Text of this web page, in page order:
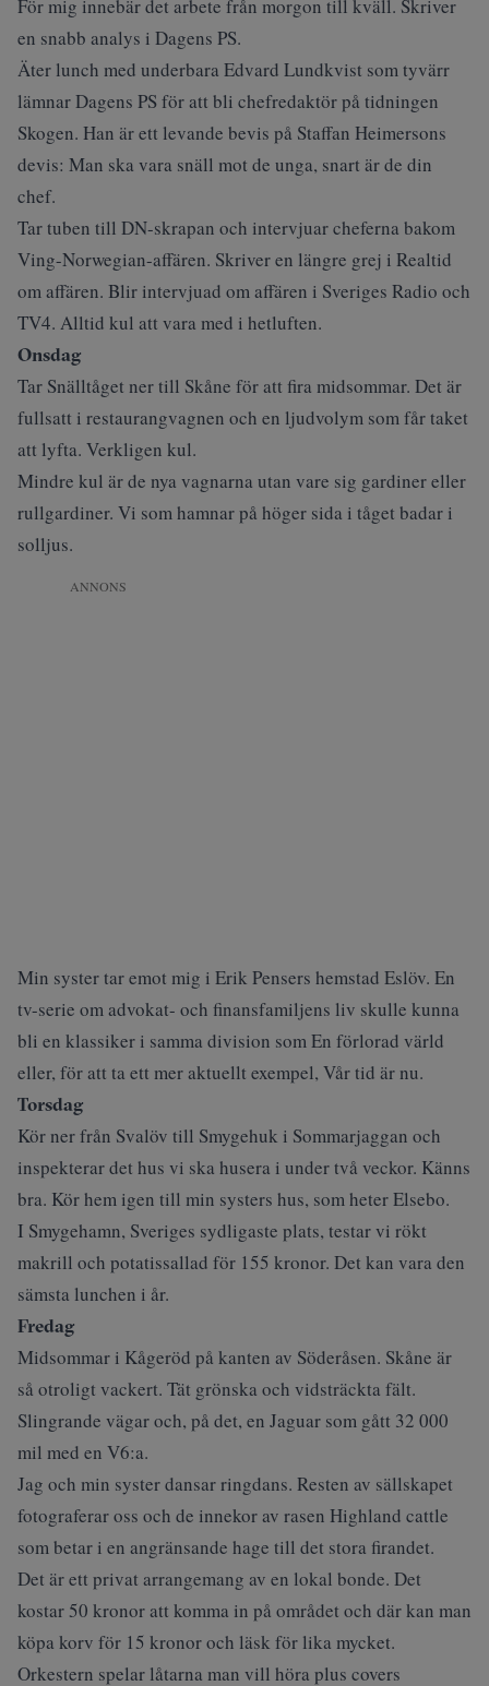
För mig innebär det arbete från morgon till kväll. Skriver
en snabb analys i Dagens PS.
Äter lunch med underbara Edvard Lundkvist som tyvärr
lämnar Dagens PS för att bli chefredaktör på tidningen
Skogen. Han är ett levande bevis på Staffan Heimersons
devis: Man ska vara snäll mot de unga, snart är de din
chef.
Tar tuben till DN-skrapan och intervjuar cheferna bakom
Ving-Norwegian-affären. Skriver en längre grej i Realtid
om affären. Blir intervjuad om affären i Sveriges Radio och
TV4. Alltid kul att vara med i hetluften.
Onsdag
Tar Snälltåget ner till Skåne för att fira midsommar. Det är
fullsatt i restaurangvagnen och en ljudvolym som får taket
att lyfta. Verkligen kul.
Mindre kul är de nya vagnarna utan vare sig gardiner eller
rullgardiner. Vi som hamnar på höger sida i tåget badar i
solljus.
ANNONS
Min syster tar emot mig i Erik Pensers hemstad Eslöv. En
tv-serie om advokat- och finansfamiljens liv skulle kunna
bli en klassiker i samma division som En förlorad värld
eller, för att ta ett mer aktuellt exempel, Vår tid är nu.
Torsdag
Kör ner från Svalöv till Smygehuk i Sommarjaggan och
inspekterardet hus vi ska husera i under två veckor. Känns
bra. Kör hem igen till min systers hus, som heter Elsebo.
I Smygehamn, Sveriges sydligaste plats, testar vi rökt
makrill och potatissallad för 155 kronor. Det kan vara den
sämsta lunchen i år.
Fredag
Midsommar i Kågeröd på kanten av Söderåsen. Skåne är
så otroligt vackert. Tät grönska och vidsträckta fält.
Slingrande vägar och, på det, en Jaguar som gått 32 000
mil med en V6:a.
Jag och min syster dansar ringdans. Resten av sällskapet
fotograferar oss och de innekor av rasen Highland cattle
som betar i en angränsande hage till det stora firandet.
Det är ett privat arrangemang av en lokal bonde. Det
kostar 50 kronor att komma in på området och där kan man
köpa korv för 15 kronor och läsk för lika mycket.
Orkestern spelar låtarna man vill höra plus covers